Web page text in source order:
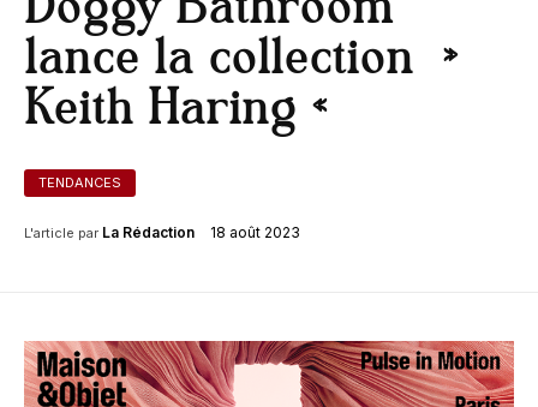
lance la collection »
Keith Haring «
TENDANCES
L'article par La Rédaction 18 août 2023